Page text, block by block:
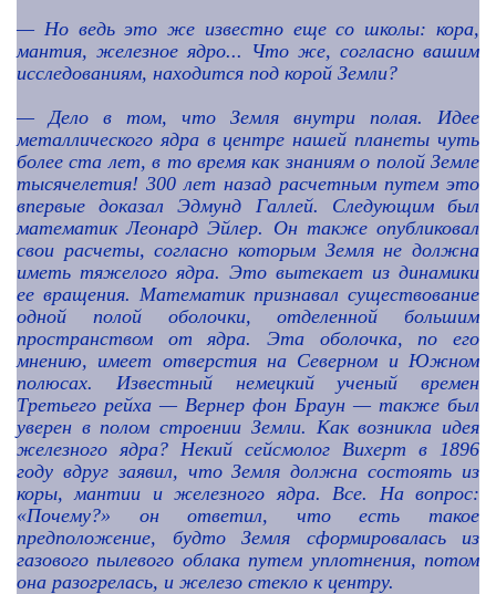
— Но ведь это же известно еще со школы: кора,
мантия, железное ядро... Что же, согласно вашим
исследованиям, находится под корой Земли?
—
Дело в том, что Земля внутри полая. Идее
металлического ядра в центре нашей планеты чуть
более ста лет, в то время как знаниям о полой Земле
тысячелетия! 300 лет назад расчетным путем это
впервые доказал Эдмунд Галлей. Следующим был
математик Леонард Эйлер. Он также опубликовал
свои расчеты, согласно которым Земля не должна
иметь тяжелого ядра. Это вытекает из динамики
ее вращения. Математик признавал существование
одной полой оболочки, отделенной большим
пространством от ядра. Эта оболочка, по его
мнению, имеет отверстия на Северном и Южном
полюсах. Известный немецкий ученый времен
Третьего рейха — Вернер фон Браун — также был
уверен в полом строении Земли. Как возникла идея
железного ядра? Некий сейсмолог Вихерт в 1896
году вдруг заявил, что Земля должна состоять из
коры, мантии и железного ядра. Все. На вопрос:
«Почему?» он ответил, что есть такое
предположение, будто Земля сформировалась из
газового пылевого облака путем уплотнения, потом
она разогрелась, и железо стекло к центру.